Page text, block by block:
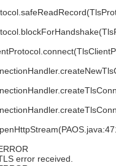
error received.